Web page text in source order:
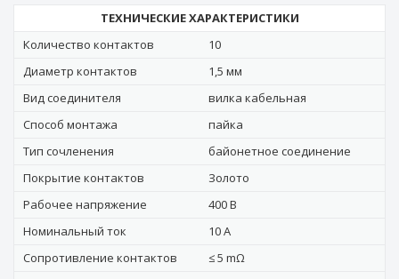
ТЕХНИЧЕСКИЕ ХАРАКТЕРИСТИКИ
Количество контактов
10
Диаметр контактов
1,5 мм
Вид соединителя
вилка кабельная
Способ монтажа
пайка
Тип сочленения
байонетное соединение
Покрытие контактов
Золото
Рабочее напряжение
400 В
Номинальный ток
10 А
Сопротивление контактов
≤ 5 mΩ